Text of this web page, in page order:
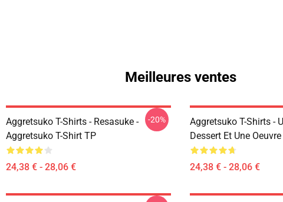
Meilleures ventes
Aggretsuko T-Shirts - Resasuke -
Aggretsuko T-Shirt TP
24,38 € - 28,06 €
-20%
Aggretsuko T-Shirts -
Dessert Et Une
24,38 € - 28,06 €